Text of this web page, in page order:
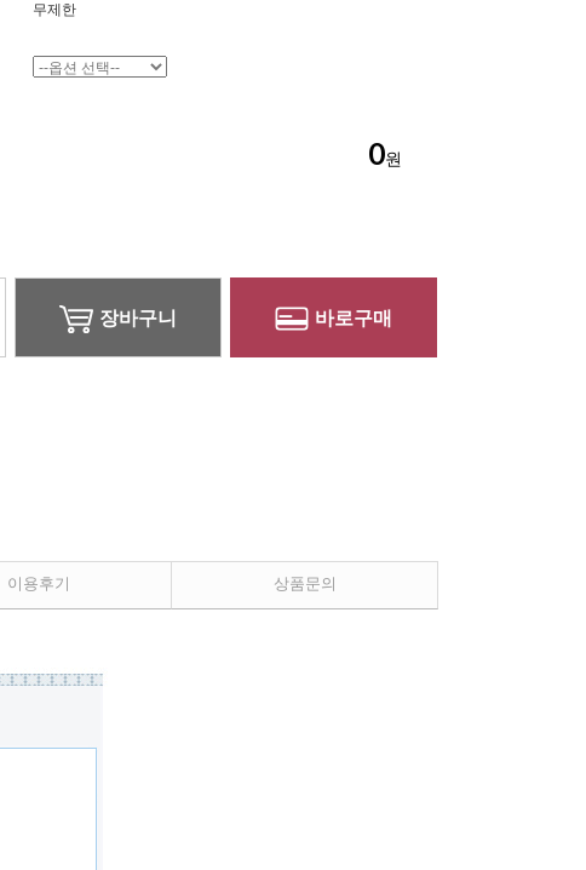
무제한
0원
장바구니 바로구매
이용후기 상품문의